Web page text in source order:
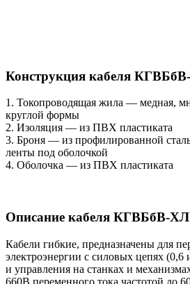
Конструкция кабеля
1. Токопроводящая жила — медная,
круглой формы
2. Изоляция — из ПВХ пластиката
3. Броня — из профилированной
ленты под оболочкой
4. Оболочка — из ПВХ пластиката
Описание кабеля КГВБбВ-ХЛ
Кабели гибкие, предназначены для
электроэнергии с силовых цепях (0,6
и управления на станках и
660В переменного тока частотой до